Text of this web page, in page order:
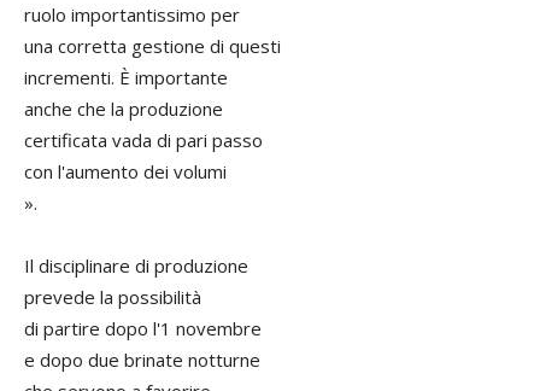
ruolo importantissimo per
una corretta gestione di questi
incrementi. È importante
anche che la produzione
certificata vada di pari passo
con l'aumento dei volumi
».
Il disciplinare di produzione
prevede la possibilità
di partire dopo l'1 novembre
e dopo due brinate notturne